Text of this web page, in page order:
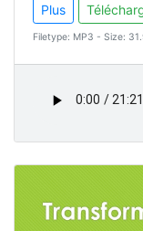
Plus
Filetype: MP3 - Size: